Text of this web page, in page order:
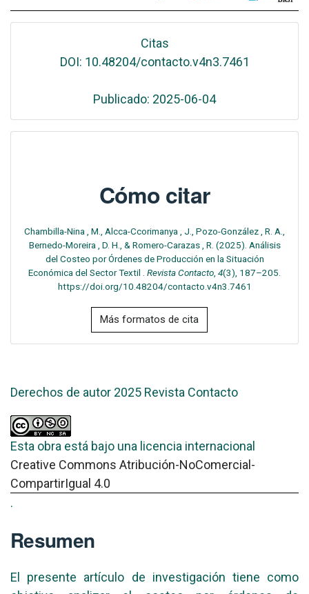
Citas
DOI: 10.48204/contacto.v4n3.7461
Publicado: 2025-06-04
Cómo citar
Chambilla-Nina , M., Alcca-Ccorimanya , J., Pozo-González , R. A.,
Bernedo-Moreira , D. H., & Romero-Carazas , R. (2025). Análisis
del Costeo por Órdenes de Producción en la Situación
Económica del Sector Textil . Revista Contacto, 4(3), 187–205.
https://doi.org/10.48204/contacto.v4n3.7461
Más formatos de cita
Derechos de autor 2025 Revista Contacto
Esta obra está bajo una licencia internacional
Creative Commons Atribución-NoComercial-
CompartirIgual 4.0
.
Resumen
El presente artículo de investigación tiene como